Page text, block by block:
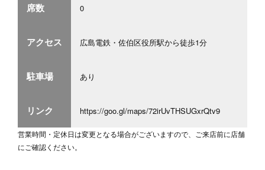
席数 0
アクセス 広島電鉄・佐伯区役所駅から徒歩1分
駐車場 あり
リンク https://goo.gl/maps/72irUvTHSUGxrQtv9
営業時間・定休日は変更となる場合がございますので、ご来店前に店舗
にご確認ください。